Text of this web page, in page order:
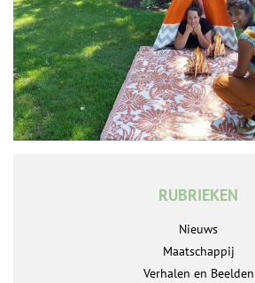
RUBRIEKEN
Nieuws
Maatschappij
Verhalen en Beelden